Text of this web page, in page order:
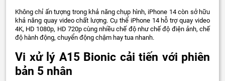
Không chỉ ấn tượng trong khả năng chụp hình, iPhone 14 còn sở hữu
khả năng quay video chất lượng. Cụ thể iPhone 14 hỗ trợ quay video
4K, HD 1080p, HD 720p cùng nhiều chế độ như chế độ điện ảnh, chế
độ hành động, chuyển động chậm hay tua nhanh.
Vi xử lý A15 Bionic cải tiến với phiên
bản 5 nhân